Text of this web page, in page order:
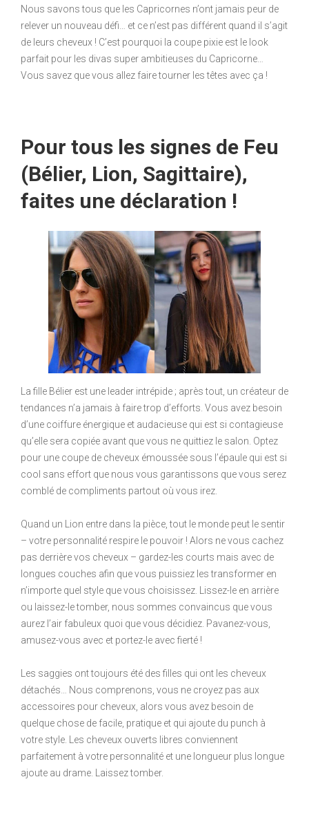
Nous savons tous que les Capricornes n’ont jamais peur de
relever un nouveau défi… et ce n’est pas différent quand il s’agit
de leurs cheveux ! C’est pourquoi la coupe pixie est le look
parfait pour les divas super ambitieuses du Capricorne…
Vous savez que vous allez faire tourner les têtes avec ça !
Pour tous les signes de Feu
(Bélier, Lion, Sagittaire),
faites une déclaration !
La fille Bélier est une leader intrépide ; après tout, un créateur de
tendances n’a jamais à faire trop d’efforts. Vous avez besoin
d’une coiffure énergique et audacieuse qui est si contagieuse
qu’elle sera copiée avant que vous ne quittiez le salon. Optez
pour une coupe de cheveux émoussée sous l’épaule qui est si
cool sans effort que nous vous garantissons que vous serez
comblé de compliments partout où vous irez.
Quand un Lion entre dans la pièce, tout le monde peut le sentir
– votre personnalité respire le pouvoir ! Alors ne vous cachez
pas derrière vos cheveux – gardez-les courts mais avec de
longues couches afin que vous puissiez les transformer en
n’importe quel style que vous choisissez. Lissez-le en arrière
ou laissez-le tomber, nous sommes convaincus que vous
aurez l’air fabuleux quoi que vous décidiez. Pavanez-vous,
amusez-vous avec et portez-le avec fierté !
Les saggies ont toujours été des filles qui ont les cheveux
détachés… Nous comprenons, vous ne croyez pas aux
accessoires pour cheveux, alors vous avez besoin de
quelque chose de facile, pratique et qui ajoute du punch à
votre style. Les cheveux ouverts libres conviennent
parfaitement à votre personnalité et une longueur plus longue
ajoute au drame. Laissez tomber.